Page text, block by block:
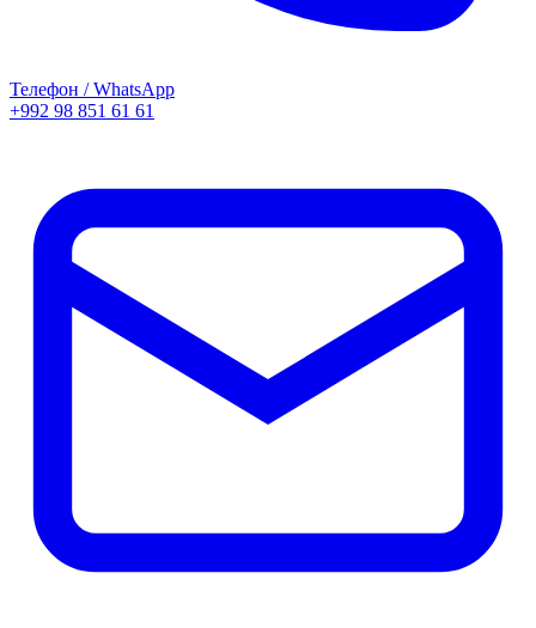
Телефон / WhatsApp
+992 98 851 61 61